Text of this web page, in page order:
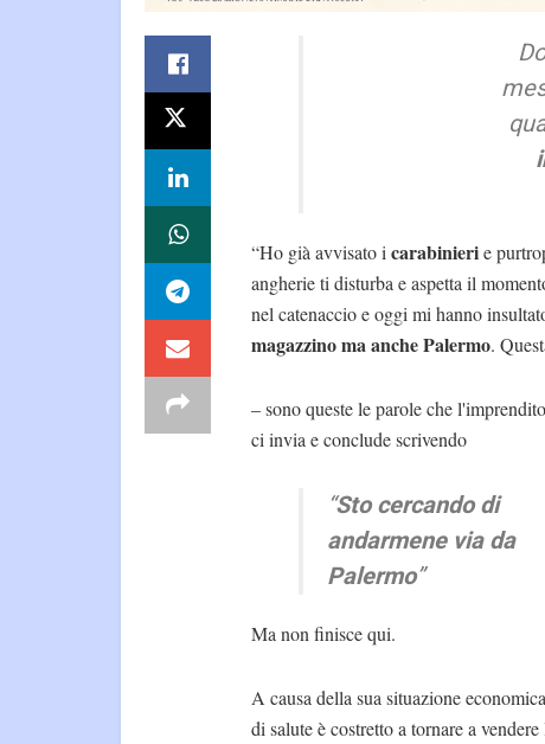
“Ho già avvisato icarabinierie
angherie ti disturba e aspetta il
nel catenaccio e oggi mi hanno
magazzino ma anche Palermo.
– sono queste le parole che
ci invia e conclude scrivendo
“Sto cercando di
andarmene via da
Palermo”
Ma non finisce qui.
A causa della sua situazione
di salute è costretto a tornare a vendere